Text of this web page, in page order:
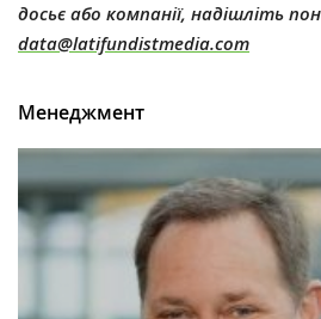
досьє або компанії, надішліть
data@latifundistmedia.com
Менеджмент